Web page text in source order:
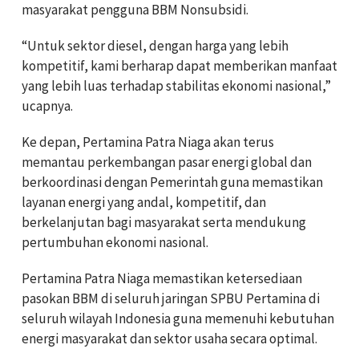
masyarakat pengguna BBM Nonsubsidi.
“Untuk sektor diesel, dengan harga yang lebih
kompetitif, kami berharap dapat memberikan manfaat
yang lebih luas terhadap stabilitas ekonomi nasional,”
ucapnya.
Ke depan, Pertamina Patra Niaga akan terus
memantau perkembangan pasar energi global dan
berkoordinasi dengan Pemerintah guna memastikan
layanan energi yang andal, kompetitif, dan
berkelanjutan bagi masyarakat serta mendukung
pertumbuhan ekonomi nasional.
Pertamina Patra Niaga memastikan ketersediaan
pasokan BBM di seluruh jaringan SPBU Pertamina di
seluruh wilayah Indonesia guna memenuhi kebutuhan
energi masyarakat dan sektor usaha secara optimal.